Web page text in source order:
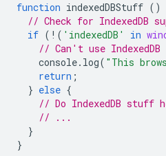
function indexedDBStuff ()
// Check for IndexedDB
if ( ! ( 'indexedDB' in
// Can't use IndexedDB
console. log( "This
return ;
} else {
// Do IndexedDB stuff
// ...
}
}